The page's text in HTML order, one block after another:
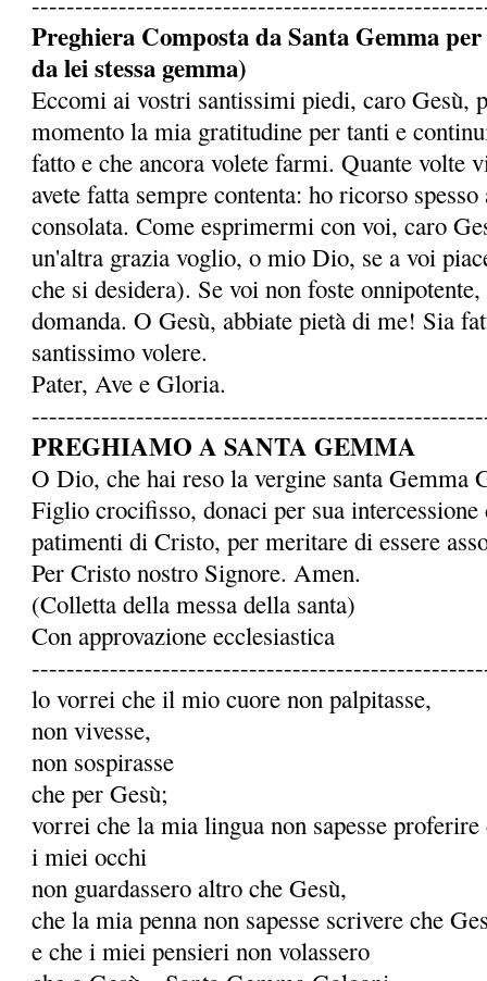
Preghiera Composta da Santa Gemma
da lei stessa gemma)
Eccomi ai vostri santissimi piedi, caro Gesù,
momento la mia gratitudine per tanti e
fatto e che ancora volete farmi. Quante volte
avete fatta sempre contenta: ho ricorso
consolata. Come esprimermi con voi, caro
un'altra grazia voglio, o mio Dio, se a voi
che si desidera). Se voi non foste
domanda. O Gesù, abbiate pietà di me! Sia
santissimo volere.
Pater, Ave e Gloria.
PREGHIAMO A SANTA GEMMA
O Dio, che hai reso la ver­gine santa Gemma
Figlio crocifisso, donaci per sua
patimenti di Cristo, per meritare di essere
Per Cristo nostro Signore. Amen.
(Colletta della messa della santa)
Con approvazione ecclesiastica
lo vorrei che il mio cuore non palpitasse,
non vivesse,
non sospirasse
che per Gesù;
vorrei che la mia lingua non sapesse
i miei occhi
non guardassero altro che Gesù,
che la mia penna non sapesse scrivere che
e che i miei pensieri non volassero